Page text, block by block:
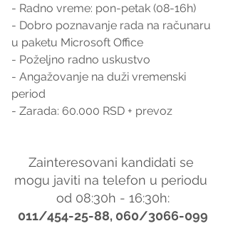
- Radno vreme: pon-petak (08-16h)
- Dobro poznavanje rada na računaru
u paketu Microsoft Office
- Poželjno radno uskustvo
- Angažovanje na duži vremenski
period
- Zarada: 60.000 RSD + prevoz
Zainteresovani kandidati se
mogu javiti na telefon u periodu
od 08:30h - 16:30h:
011/454-25-88, 060/3066-099